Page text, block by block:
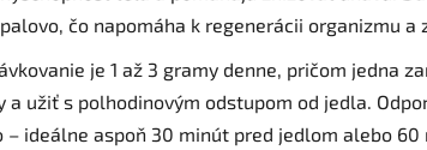
čo napomáha k regenerácii organizmu a
je 1 až 3 gramy denne, pričom jedna
a užiť s polhodinovým odstupom od jedla.
– ideálne aspoň 30 minút pred jedlom alebo 60